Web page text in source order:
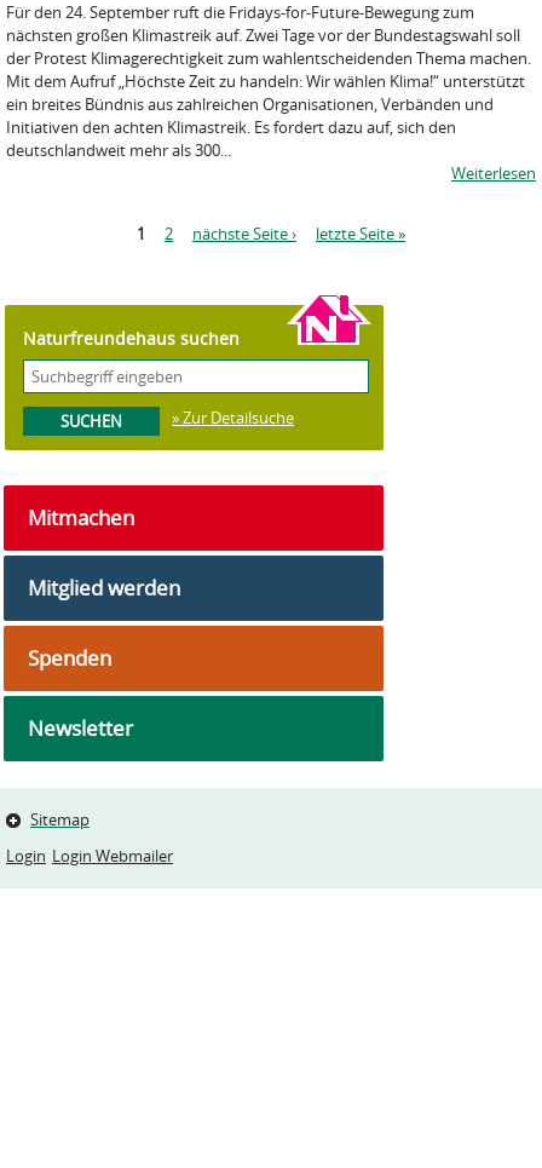
Für den 24. September ruft die Fridays-for-Future-Bewegung zum
nächsten großen Klimastreik auf. Zwei Tage vor der Bundestagswahl soll
der Protest Klimagerechtigkeit zum wahlentscheidenden Thema machen.
Mit dem Aufruf „Höchste Zeit zu handeln: Wir wählen Klima!“ unterstützt
ein breites Bündnis aus zahlreichen Organisationen, Verbänden und
Initiativen den achten Klimastreik. Es fordert dazu auf, sich den
deutschlandweit mehr als 300...
Weiterlesen
t
1 2 nächste Seite › letzte Seite »
Naturfreundehaus suchen
» Zur Detailsuche
Mitmachen
Mitglied werden
Spenden
Newsletter
Sitemap
Login Login Webmailer